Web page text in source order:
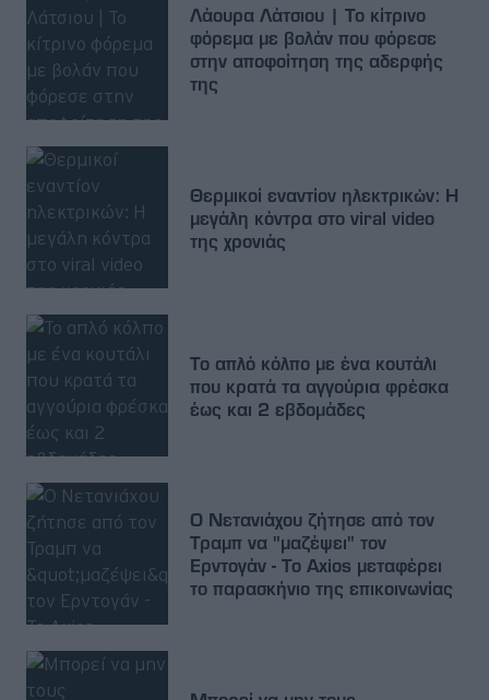
Λάουρα Λάτσιου | Το κίτρινο
φόρεμα με βολάν που φόρεσε
στην αποφοίτηση της αδερφής
της
Θερμικοί εναντίον ηλεκτρικών: Η
μεγάλη κόντρα στο viral video
της χρονιάς
Το απλό κόλπο με ένα κουτάλι
που κρατά τα αγγούρια φρέσκα
έως και 2 εβδομάδες
Ο Νετανιάχου ζήτησε από τον
Τραμπ να "μαζέψει" τον
Ερντογάν - Το Axios μεταφέρει
το παρασκήνιο της επικοινωνίας